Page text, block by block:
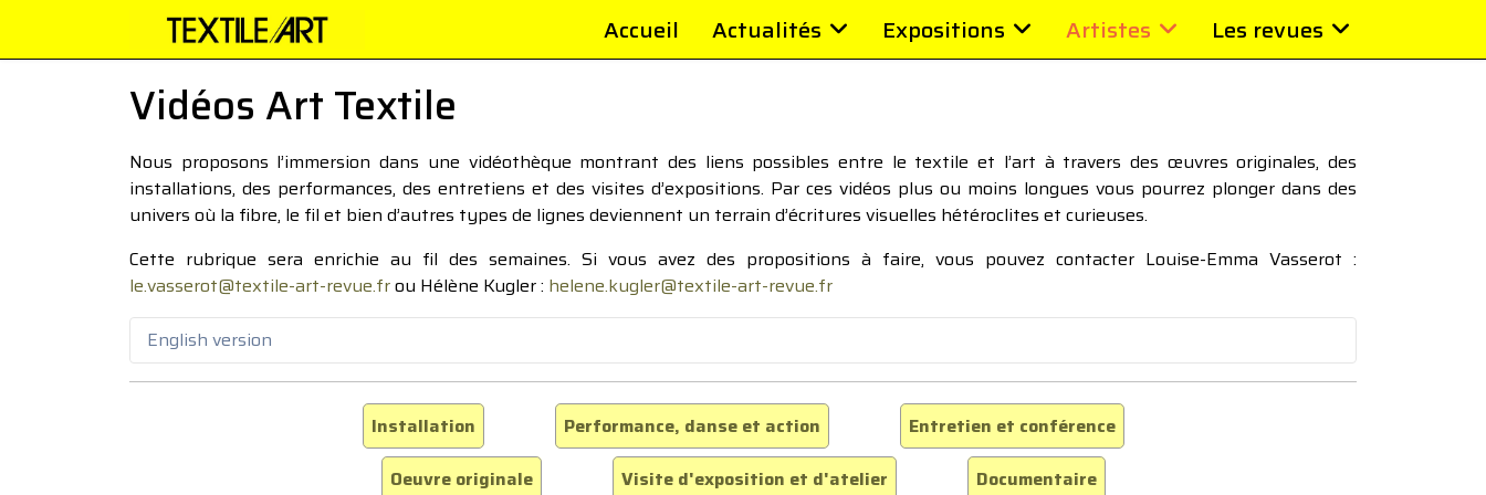
Accueil Actualités Expositions Artistes Les revues
Vidéos Art Textile
Nous proposons l’immersion dans une vidéothèque montrant des liens possibles entre le textile et l’art à travers des œuvres originales, des
installations, des performances, des entretiens et des visites d’expositions. Par ces vidéos plus ou moins longues vous pourrez plonger dans des
univers où la fibre, le fil et bien d’autres types de lignes deviennent un terrain d’écritures visuelles hétéroclites et curieuses.
Cette rubrique sera enrichie au fil des semaines. Si vous avez des propositions à faire, vous pouvez contacter Louise-Emma Vasserot :
le.vasserot@textile-art-revue.frou Hélène Kugler : helene.kugler@textile-art-revue.fr
English version
Installation Performance, danse et action
Entretien et conférence
Oeuvre originale
Visite d'exposition et d'atelier Documentaire